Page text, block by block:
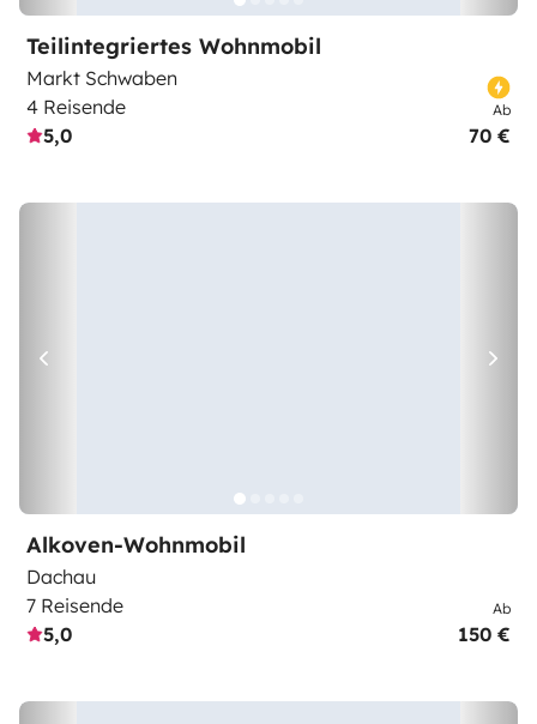
Teilintegriertes Wohnmobil
Markt Schwaben
4 Reisende
5,0
Ab
70 €
Alkoven-Wohnmobil
Dachau
7 Reisende
5,0
Ab
150 €